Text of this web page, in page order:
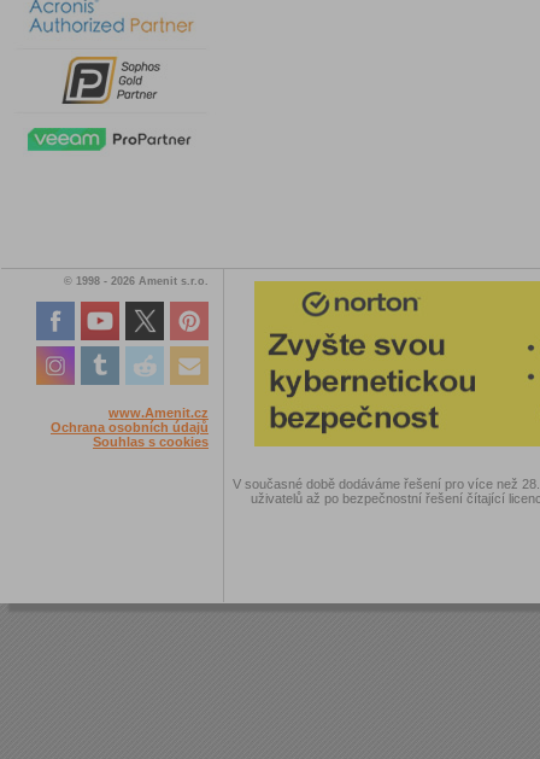
© 1998 - 2026 Amenit s.r.o.
www.Amenit.cz
Ochrana osobních údajů
Souhlas s cookies
V současné době dodáváme řešení pro více než
uživatelů až po bezpečnostní řešení čítající